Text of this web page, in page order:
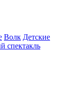
Волк Детские
спектакль